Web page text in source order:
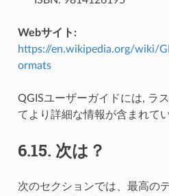
Webサイト:
https://en.wikipedia.org/wiki/
ormats
QGISユーザーガイドには, ラ
てより詳細な情報が含まれて
6.15. 次は？
次のセクションでは、最高の